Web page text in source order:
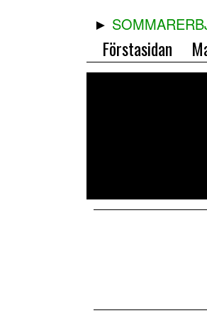
Förstasidan